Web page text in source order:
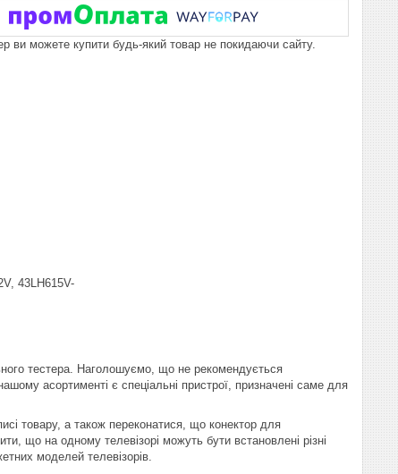
ви можете купити будь-який товар не покидаючи сайту.
43LH615V-
тестера. Наголошуємо, що не рекомендується
асортименті є спеціальні пристрої, призначені саме для
товару, а також переконатися, що конектор для
що на одному телевізорі можуть бути встановлені різні
моделей телевізорів.